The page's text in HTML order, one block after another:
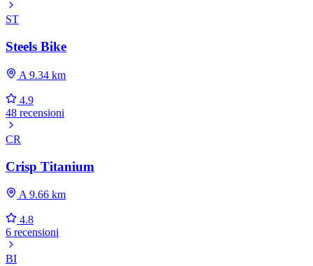
ST
Steels Bike
A 9.34 km
4.9
48 recensioni
CR
Crisp Titanium
A 9.66 km
4.8
6 recensioni
BI